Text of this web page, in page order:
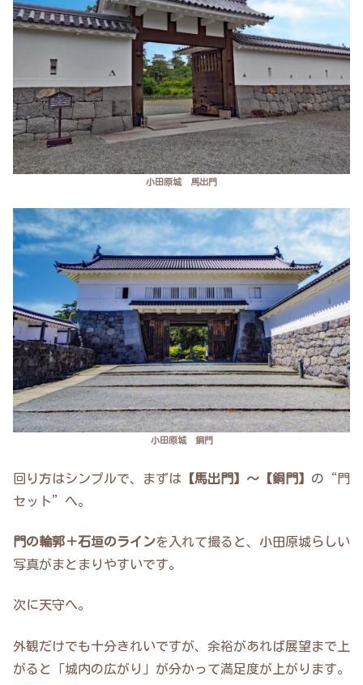
小田原城 馬出門
小田原城 銅門
回り方はシンプルで、まずは 【馬出門】〜【銅門】 の“門
セット”へ。
門の輪郭＋石垣のラインを入れて撮ると、小田原城らしい
写真がまとまりやすいです。
次に天守へ。
外観だけでも十分きれいですが、余裕があれば展望まで上
がると「城内の広がり」が分かって満足度が上がります。